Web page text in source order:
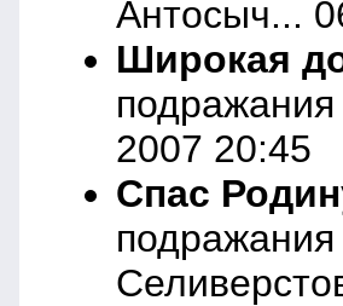
Антосыч...
Широкая
2007 20:45
Спас